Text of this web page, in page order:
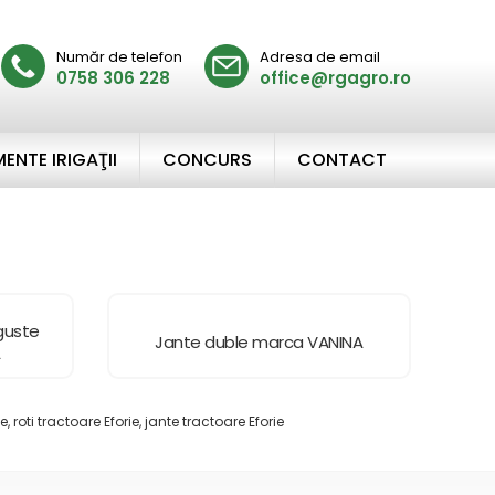
Număr de telefon
0758 306 228
Adresa de email
office@rgagro.ro
IRIGAŢII CONCURS CONTACT
Jante duble marca VANINA
roti tractoare Eforie, jante tractoare Eforie